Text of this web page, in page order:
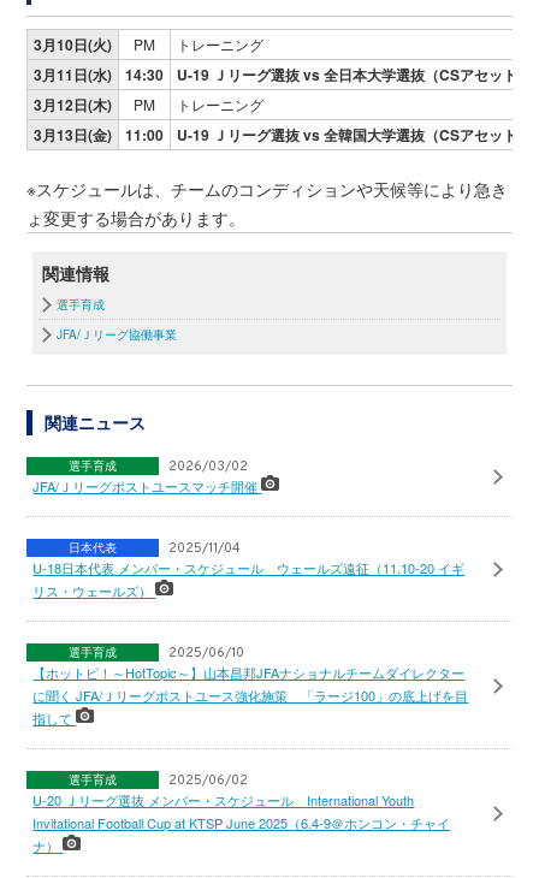
3月10日(火) PM トレーニング
3月11日(水) 14:30
U-19 Ｊリーグ選抜 vs 全日本大学選抜（CSアセット港
3月12日(木)
PM トレーニング
3月13日(金) 11:00 U-19 Ｊ リーグ選抜 vs 全韓国大学選抜（CSアセット港
※スケジュールは、チームのコンディションや天候等により急き
ょ変更する場合があります。
関連情報
選手育成
JFA/Ｊリーグ協働事業
関連ニュース
選手育成 2026/03/02
JFA/Ｊリーグポストユースマッチ開催
日本代表 2025/11/04
U-18日本代表 メンバー・スケジュール ウェールズ遠征（11.10-20 イギ
リス・ウェールズ）
選手育成 2025/06/10
【ホットピ！～HotTopic～】山本昌邦JFAナショナルチームダイレクター
に聞く JFA/Ｊリーグポストユース強化施策 「ラージ100」の底上げを目
指して
選手育成 2025/06/02
U-20 Ｊリーグ選抜 メンバー・スケジュール International Youth
Invitational Football Cup at KTSP June 2025（6.4-9＠ホンコン・チャイ
ナ）